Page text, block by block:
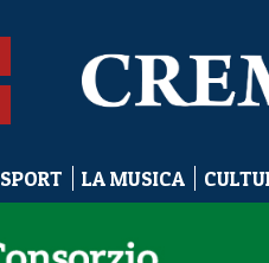
SPORT LA MUSICA